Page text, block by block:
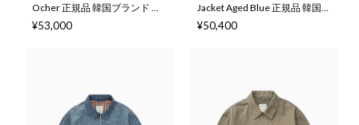
Ocher 正規品 韓国ブランド 韓
国ファッション 韓国代行 カー
¥53,000
Jacket Aged Blue 正規品 韓国ブ
ランド 韓国ファッション 韓国
¥50,400